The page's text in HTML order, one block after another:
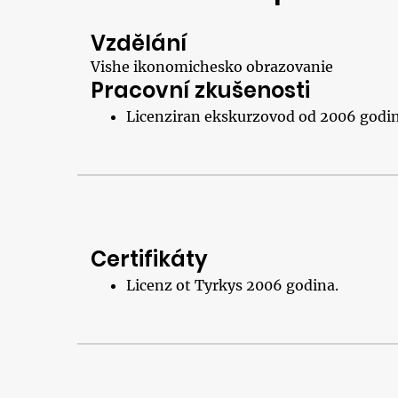
Vzdělání
Vishe ikonomichesko obrazovanie
Pracovní zkušenosti
Licenziran ekskurzovod od 2006
Certifikáty
Licenz ot Tyrkys 2006 godina.